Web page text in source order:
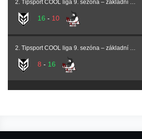
2. Tipsport COOL liga 9. sezóna – základní část
16 - 10
2. Tipsport COOL liga 9. sezóna – základní část
8 - 16